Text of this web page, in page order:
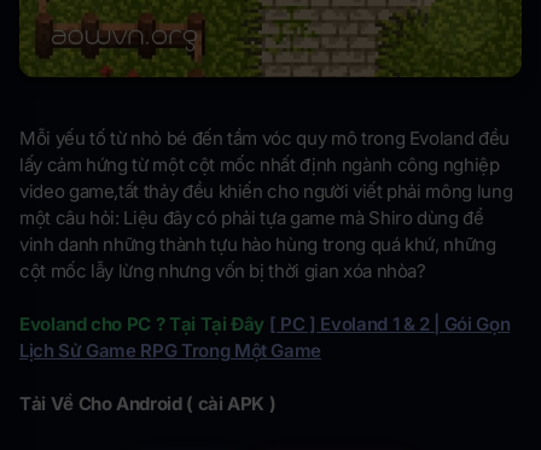
Mỗi yếu tố từ nhỏ bé đến tầm vóc quy mô trong Evoland đều
lấy cảm hứng từ một cột mốc nhất định ngành công nghiệp
video game,tất thảy đều khiến cho người viết phải mông lung
một câu hỏi: Liệu đây có phải tựa game mà Shiro dùng để
vinh danh những thành tựu hào hùng trong quá khứ, những
cột mốc lẫy lừng nhưng vốn bị thời gian xóa nhòa?
Evoland cho PC ? Tại Tại Đây [ PC ] Evoland 1 & 2 | Gói Gọn
Lịch Sử Game RPG Trong Một Game
Tải Về Cho Android ( cài APK )